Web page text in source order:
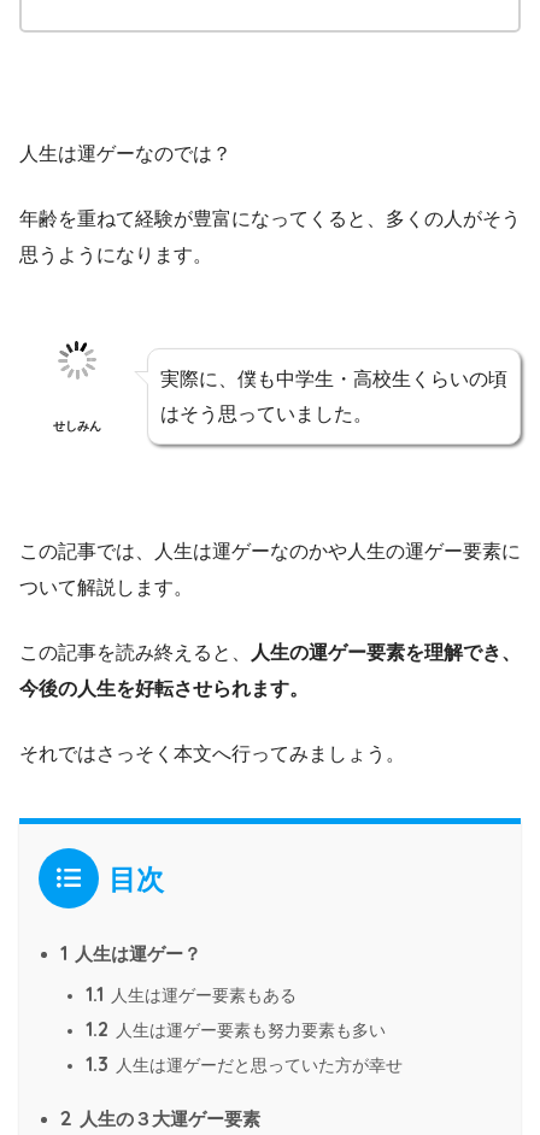
人生は運ゲーなのでは？
年齢を重ねて経験が豊富になってくると、多くの人がそう
思うようになります。
せしみん
実際に、僕も中学生・高校生くらいの頃
はそう思っていました。
この記事では、人生は運ゲーなのかや人生の運ゲー要素に
ついて解説します。
この記事を読み終えると、
人生の運ゲー要素を理解でき、
今後の人生を好転させられます。
それではさっそく本文へ行ってみましょう。
目次
1 人生は運ゲー？
1.1 人生は運ゲー要素もある
1.2 人生は運ゲー要素も努力要素も多い
1.3 人生は運ゲーだと思っていた方が幸せ
2 人生の３大運ゲー要素